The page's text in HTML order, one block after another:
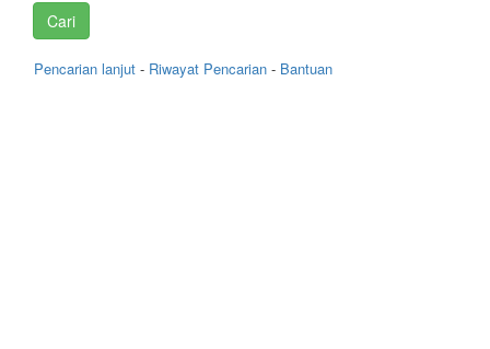
Pencarian lanjut - Riwayat Pencarian - Bantuan